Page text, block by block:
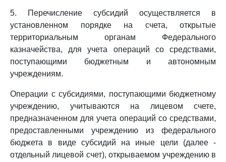
5. Перечисление субсидий осуществляется в
установленном порядке на счета, открытые
территориальным органам Федерального
казначейства, для учета операций со средствами,
поступающими бюджетным и автономным
учреждениям.
Операции с субсидиями, поступающими бюджетному
учреждению, учитываются на лицевом счете,
предназначенном для учета операций со средствами,
предоставленными учреждению из федерального
бюджета в виде субсидий на иные цели (далее -
отдельный лицевой счет), открываемом учреждению в